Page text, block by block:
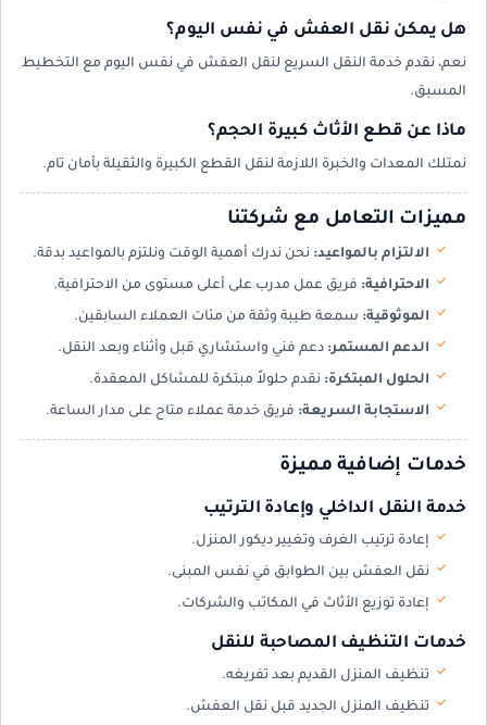
هل يمكن نقل العفش في نفس اليوم؟
نعم، نقدم خدمة النقل السريع لنقل العفش في نفس اليوم مع التخطيط
المسبق.
ماذا عن قطع الأثاث كبيرة الحجم؟
نمتلك المعدات والخبرة اللازمة لنقل القطع الكبيرة والثقيلة بأمان تام.
مميزات التعامل مع شركتنا
الالتزام بالمواعيد: نحن ندرك أهمية الوقت ونلتزم بالمواعيد بدقة.
الاحترافية: فريق عمل مدرب على أعلى مستوى من الاحترافية.
الموثوقية: سمعة طيبة وثقة من مئات العملاء السابقين.
الدعم المستمر: دعم فني واستشاري قبل وأثناء وبعد النقل.
الحلول المبتكرة: نقدم حلولاً مبتكرة للمشاكل المعقدة.
الاستجابة السريعة: فريق خدمة عملاء متاح على مدار الساعة.
خدمات إضافية مميزة
خدمة النقل الداخلي وإعادة الترتيب
إعادة ترتيب الغرف وتغيير ديكور المنزل.
نقل العفش بين الطوابق في نفس المبنى.
إعادة توزيع الأثاث في المكاتب والشركات.
خدمات التنظيف المصاحبة للنقل
تنظيف المنزل القديم بعد تفريغه.
تنظيف المنزل الجديد قبل نقل العفش.